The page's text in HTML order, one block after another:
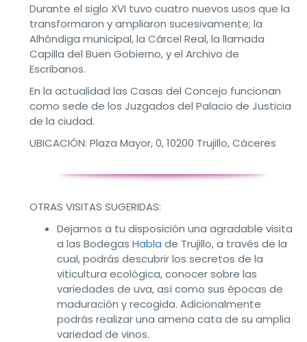
Durante el siglo XVI tuvo cuatro nuevos usos que la
transformaron y ampliaron sucesivamente; la
Alhóndiga municipal, la Cárcel Real, la llamada
Capilla del Buen Gobierno, y el Archivo de
Escribanos.
En la actualidad las Casas del Concejo funcionan
como sede de los Juzgados del Palacio de Justicia
de la ciudad.
UBICACIÓN: Plaza Mayor, 0, 10200 Trujillo, Cáceres
OTRAS VISITAS SUGERIDAS:
Dejamos a tu disposición una agradable visita
a las Bodegas Habla de Trujillo, a través de la
cual, podrás descubrir los secretos de la
viticultura ecológica, conocer sobre las
variedades de uva, así como sus épocas de
maduración y recogida. Adicionalmente
podrás realizar una amena cata de su amplia
variedad de vinos.